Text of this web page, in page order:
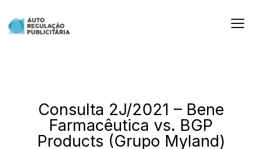
Consulta 2J/2021 – Bene
Farmacêutica vs. BGP
Products (Grupo Myland)